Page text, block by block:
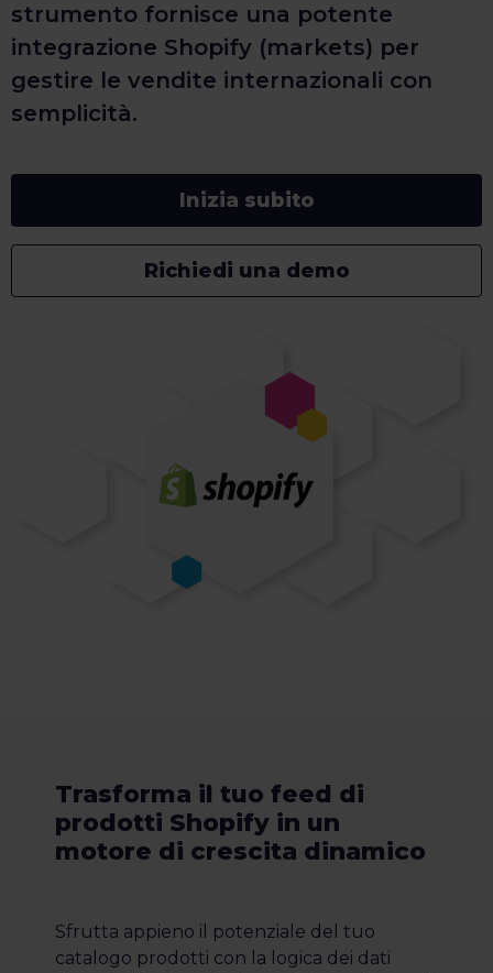
strumento fornisce una potente
integrazione Shopify (markets) per
gestire le vendite internazionali con
semplicità.
Inizia subito
Richiedi una demo
Trasforma il tuo feed di
prodotti Shopify in un
motore di crescita dinamico
Sfrutta appieno il potenziale del tuo
catalogo prodotti con la logica dei dati